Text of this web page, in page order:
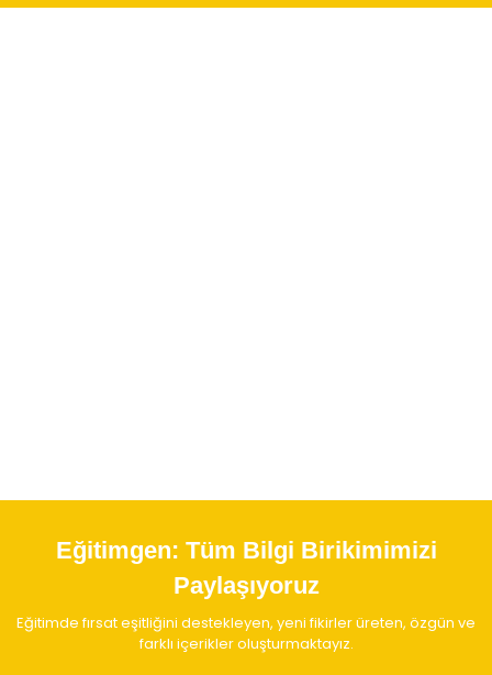
Eğitimgen: Tüm Bilgi Birikimimizi
Paylaşıyoruz
Eğitimde fırsat eşitliğini destekleyen, yeni fikirler üreten, özgün ve
farklı içerikler oluşturmaktayız.